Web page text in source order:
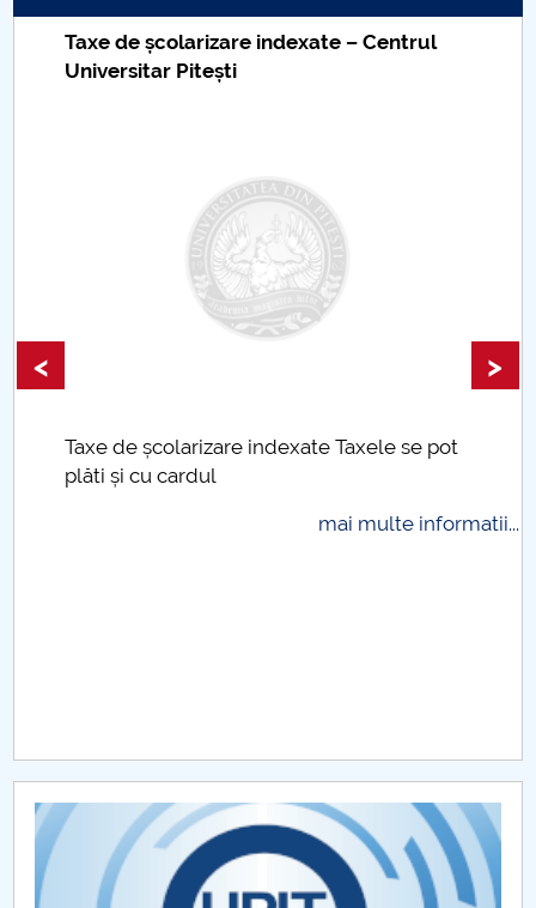
Taxe de școlarizare indexate – Centrul
Universitar Pitești
Taxe de școlarizare indexate Taxele se pot
plăti și cu cardul
mai multe informatii...
< >